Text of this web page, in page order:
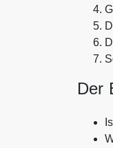
Der